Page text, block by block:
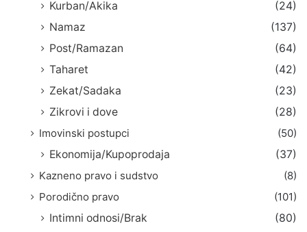
Kurban/Akika
(24)
Namaz
(137)
Post/Ramazan
(64)
Taharet
(42)
Zekat/Sadaka
(23)
Zikrovi i dove
(28)
Imovinski postupci
(50)
Ekonomija/Kupoprodaja
(37)
Kazneno pravo i sudstvo
(8)
Porodično pravo
(101)
Intimni odnosi/Brak
(80)